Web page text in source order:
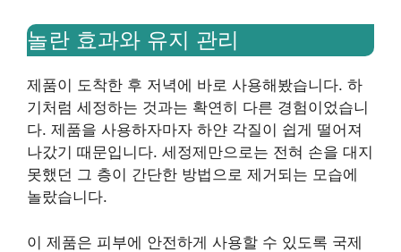
놀란 효과와 유지 관리
제품이 도착한 후 저녁에 바로 사용해봤습니다. 하
기처럼 세정하는 것과는 확연히 다른 경험이었습니
다. 제품을 사용하자마자 하얀 각질이 쉽게 떨어져
나갔기 때문입니다. 세정제만으로는 전혀 손을 대지
못했던 그 층이 간단한 방법으로 제거되는 모습에
놀랐습니다.
이 제품은 피부에 안전하게 사용할 수 있도록 국제